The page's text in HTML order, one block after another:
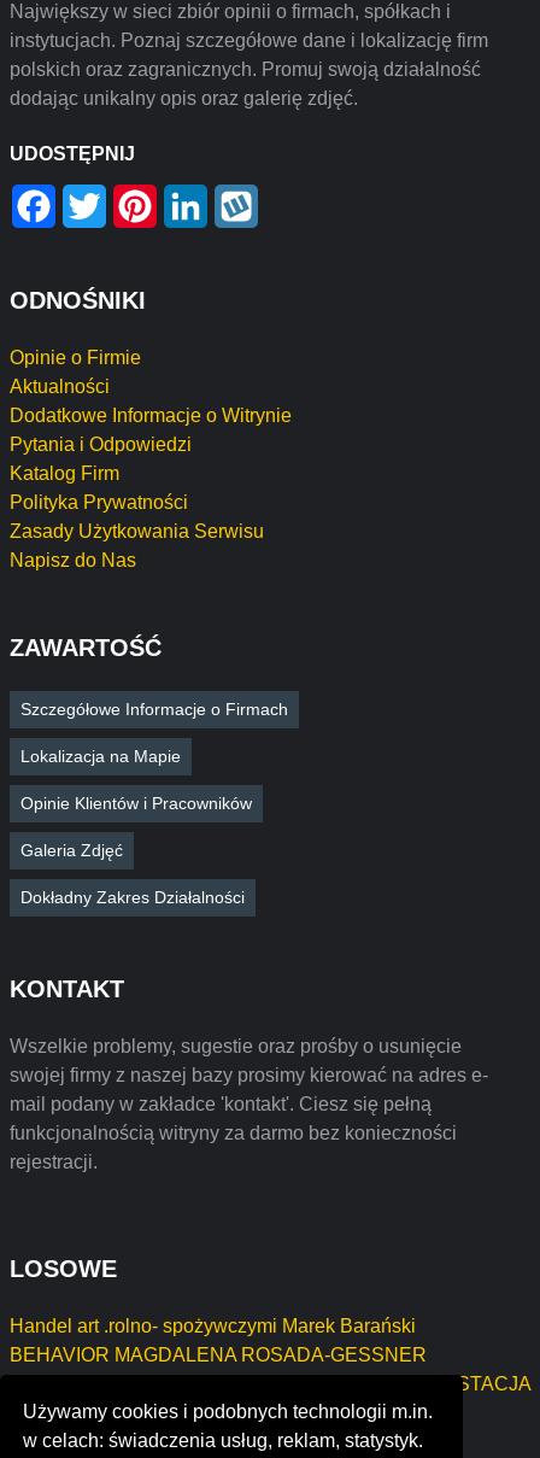
Używamy cookies i podobnych technologii m.in.
w celach: świadczenia usług, reklam, statystyk.
Największy w sieci zbiór opinii o firmach, spółkach i
instytucjach. Poznaj szczegółowe dane i lokalizację firm
polskich oraz zagranicznych. Promuj swoją działalność
dodając unikalny opis oraz galerię zdjęć.
UDOSTĘPNIJ
Facebook
Twitter PinterestLinkedIn
ODNOŚNIKI
Opinie o Firmie
Aktualności
Dodatkowe Informacje o Witrynie
Pytania i Odpowiedzi
Katalog Firm
Polityka Prywatności
Zasady Użytkowania Serwisu
Napisz do Nas
ZAWARTOŚĆ
Szczegółowe Informacje o Firmach
Lokalizacja na Mapie
Opinie Klientów i Pracowników
Galeria Zdjęć
Dokładny Zakres Działalności
KONTAKT
Wszelkie problemy, sugestie oraz prośby o usunięcie
swojej firmy z naszej bazy prosimy kierować na adres e-
mail podany w zakładce 'kontakt'. Ciesz się pełną
funkcjonalnością witryny za darmo bez konieczności
rejestracji.
LOSOWE
Handel art .rolno- spożywczymi Marek Barański
BEHAVIOR MAGDALENA ROSADA-GESSNER
PRZEDSIĘBIORSTWO USŁUGOWO-HANDLOWE STACJA
PALIW Edyta Rokicińska
Konrad Sulej USŁUGI FINANSOWE